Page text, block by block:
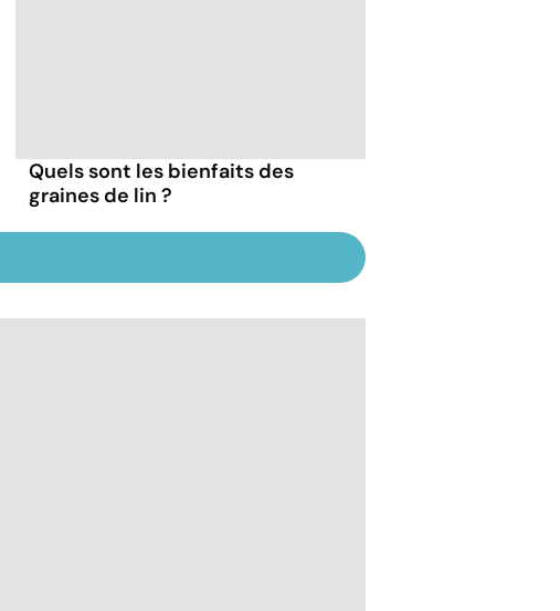
Quels sont les bienfaits des
graines de lin ?